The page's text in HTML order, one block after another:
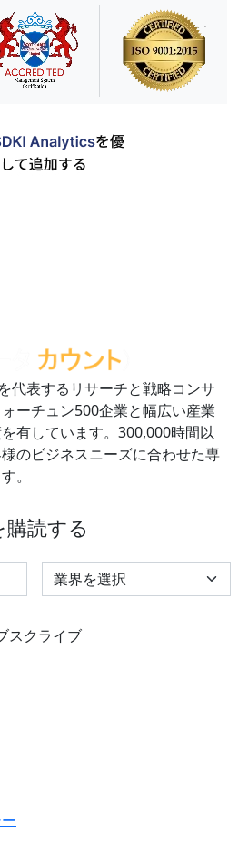
代表するリサーチと戦略コンサ
ーチュン500企業と幅広い産業
有しています。300,000時間以
のビジネスニーズに合わせた専
。
読する
Select Industry
スクライブ